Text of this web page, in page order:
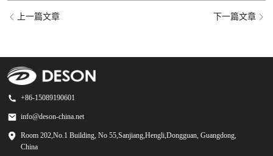
上一篇文章 下一篇文章
+86-15089190601
info@deson-china.net
Room 202,No.1 Building, No 55,Sanjiang,Hengli,Dongguan, Guangdong,
China